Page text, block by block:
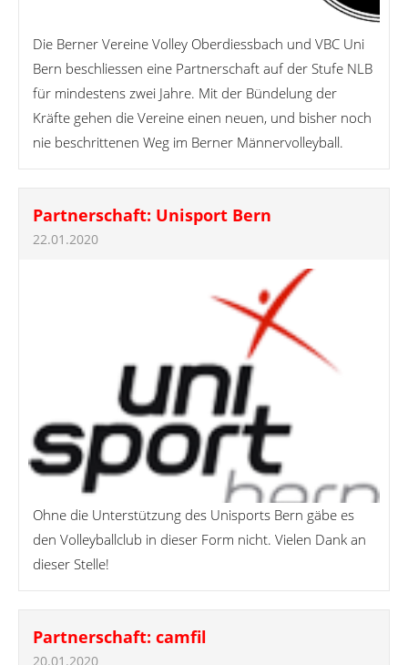
Die Berner Vereine Volley Oberdiessbach und VBC Uni
Bern beschliessen eine Partnerschaft auf der Stufe NLB
für mindestens zwei Jahre. Mit der Bündelung der
Kräfte gehen die Vereine einen neuen, und bisher noch
nie beschrittenen Weg im Berner Männervolleyball.
Partnerschaft: Unisport Bern
22.01.2020
Ohne die Unterstützung des Unisports Bern gäbe es
den Volleyballclub in dieser Form nicht. Vielen Dank an
dieser Stelle!
Partnerschaft: camfil
20.01.2020